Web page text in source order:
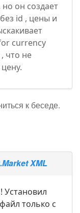
он создает
id , цены и
currency
что не
к беседе.
XML
только с